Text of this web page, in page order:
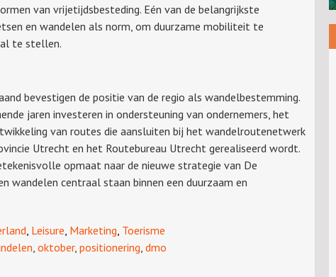
van vrijetijdsbesteding. Eén van de belangrijkste
en wandelen als norm, om duurzame mobiliteit te
te stellen.
bevestigen de positie van de regio als wandelbestemming.
jaren investeren in ondersteuning van ondernemers, het
van routes die aansluiten bij het wandelroutenetwerk
Utrecht en het Routebureau Utrecht gerealiseerd wordt.
opmaat naar de nieuwe strategie van De
wandelen centraal staan binnen een duurzaam en
Leisure Marketing Toerisme
oktober, positionering dmo